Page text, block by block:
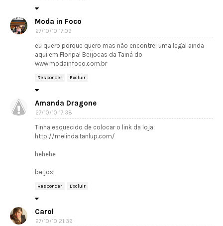
Moda in Foco
27/10/10 17:09
eu quero porque quero mas não encontrei uma legal ainda
aqui em Floripa! Beijocas da Tainá do
www.modainfoco.com.br
Responder Excluir
Amanda Dragone
27/10/10 17:38
Tinha esquecido de colocar o link da loja:
http://melinda.tanlup.com/
hehehe
beijos!
Responder Excluir
Carol
27/10/10 21:39